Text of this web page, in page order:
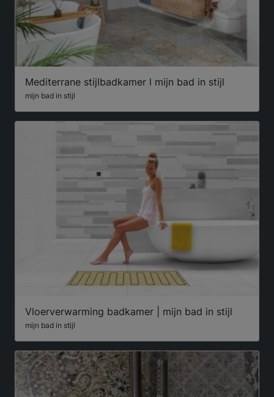
Mediterrane stijlbadkamer l mijn bad in stijl
mijn bad in stijl
Vloerverwarming badkamer | mijn bad in stijl
mijn bad in stijl